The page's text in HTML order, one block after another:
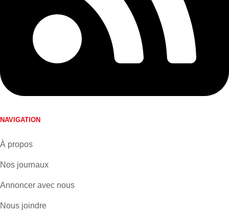
NAVIGATION
À propos
Nos journaux
Annoncer avec nous
Nous joindre